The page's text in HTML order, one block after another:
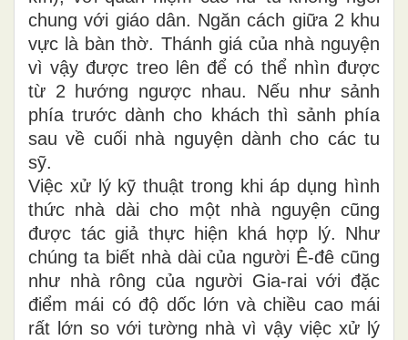
chung với giáo dân. Ngăn cách giữa 2 khu
vực là bàn thờ. Thánh giá của nhà nguyện
vì vậy được treo lên để có thể nhìn được
từ 2 hướng ngược nhau. Nếu như sảnh
phía trước dành cho khách thì sảnh phía
sau về cuối nhà nguyện dành cho các tu
sỹ.
Việc xử lý kỹ thuật trong khi áp dụng hình
thức nhà dài cho một nhà nguyện cũng
được tác giả thực hiện khá hợp lý. Như
chúng ta biết nhà dài của người Ê-đê cũng
như nhà rông của người Gia-rai với đặc
điểm mái có độ dốc lớn và chiều cao mái
rất lớn so với tường nhà vì vậy việc xử lý